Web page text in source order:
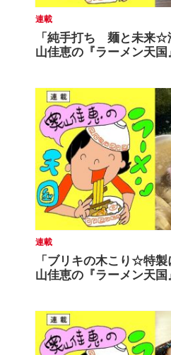
連載
「純手打ち 麺と未来☆
山佳恵の『ラーメン天国
連載
「ブリキの木こり☆特
山佳恵の『ラーメン天国